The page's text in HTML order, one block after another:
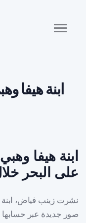
ابنة هيفا
ابنة هيفا
على البحر
نشرت زينب فياض، ابنة
صور جديدة عبر